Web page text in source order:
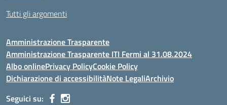
Tutti gli argomenti
Amministrazione Trasparente
Amministrazione Trasparente ITI Fermi al 31.08.2024
Albo onlinePrivacy PolicyCookie Policy
Dichiarazione di accessibilitàNote LegaliArchivio
Seguici su: